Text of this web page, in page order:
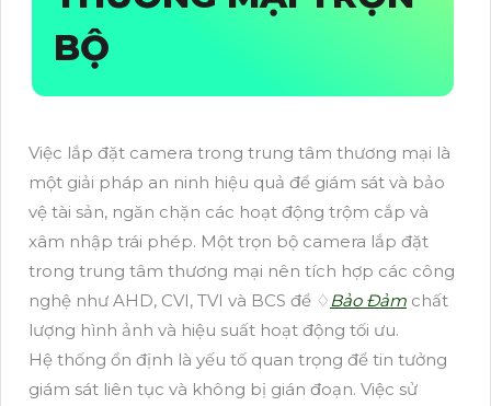
BỘ
Việc lắp đặt camera trong trung tâm thương mại là
một giải pháp an ninh hiệu quả để giám sát và bảo
vệ tài sản, ngăn chặn các hoạt động trộm cắp và
xâm nhập trái phép. Một trọn bộ camera lắp đặt
trong trung tâm thương mại nên tích hợp các công
nghệ như AHD, CVI, TVI và BCS để ♢Bảo Đảm chất
lượng hình ảnh và hiệu suất hoạt động tối ưu.
Hệ thống ổn định là yếu tố quan trọng để tin tưởng
giám sát liên tục và không bị gián đoạn. Việc sử